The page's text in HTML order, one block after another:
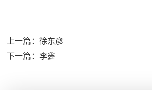
上一篇：徐东彦
下一篇：李鑫